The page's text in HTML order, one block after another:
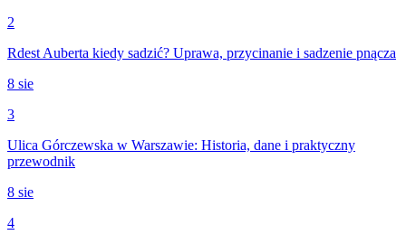
2
Rdest Auberta kiedy sadzić? Uprawa, przycinanie i sadzenie pnącza
8 sie
3
Ulica Górczewska w Warszawie: Historia, dane i praktyczny
przewodnik
8 sie
4